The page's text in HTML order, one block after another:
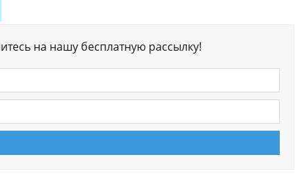
на нашу бесплатную рассылку!